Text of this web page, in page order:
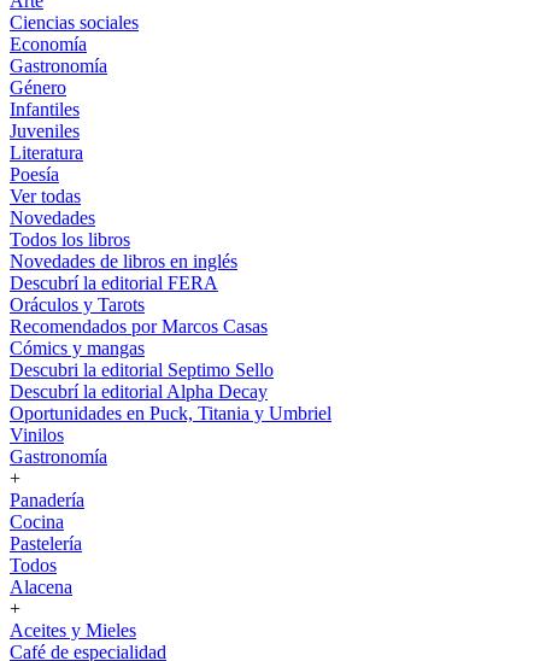
Ciencias sociales
Economía
Gastronomía
Género
Infantiles
Juveniles
Literatura
Poesía
Ver todas
Novedades
Todos los libros
Novedades de libros en inglés
Descubrí la editorial FERA
Oráculos y Tarots
Recomendados por Marcos Casas
Cómics y mangas
Descubri la editorial Septimo Sello
Descubrí la editorial Alpha Decay
Oportunidades en Puck, Titania y Umbriel
Vinilos
Gastronomía
+
Panadería
Cocina
Pastelería
Todos
Alacena
+
Aceites y Mieles
Café de especialidad